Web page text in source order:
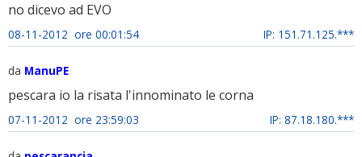
no dicevo ad EVO
08-11-2012 ore 00:01:54 IP: 151.71.125.***
da ManuPE
pescara io la risata l'innominato le corna
07-11-2012 ore 23:59:03 IP: 87.18.180.***